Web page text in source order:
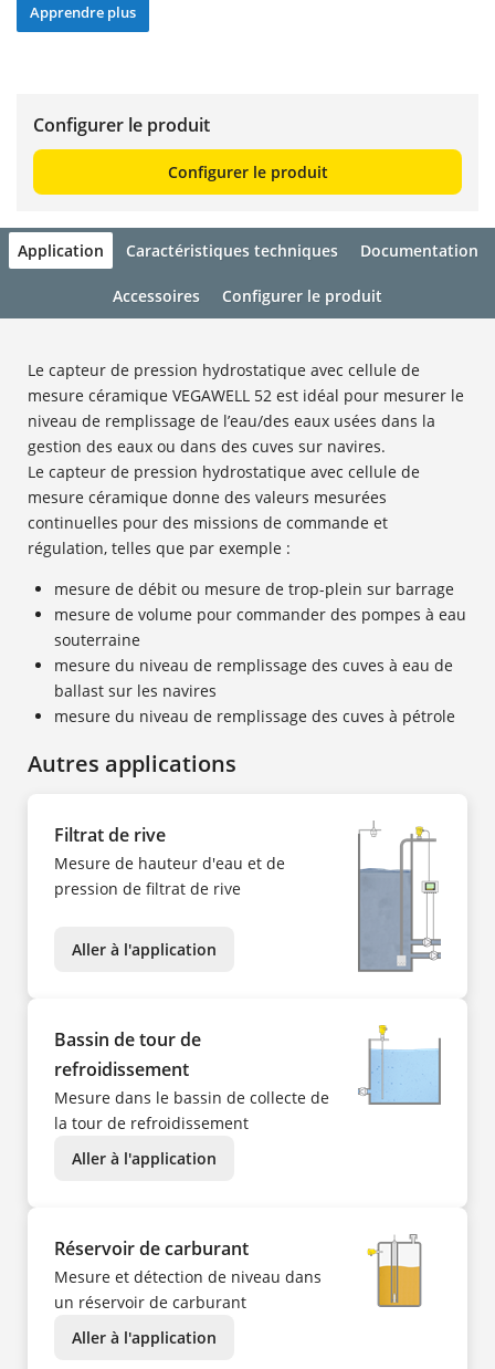
Apprendre plus
Configurer le produit
Configurer le produit
Application Caractéristiques techniques Documentation
Accessoires Configurer le produit
Le capteur de pression hydrostatique avec cellule de
mesure céramique VEGAWELL 52 est idéal pour mesurer le
niveau de remplissage de l’eau/des eaux usées dans la
gestion des eaux ou dans des cuves sur navires.
Le capteur de pression hydrostatique avec cellule de
mesure céramique donne des valeurs mesurées
continuelles pour des missions de commande et
régulation, telles que par exemple :
mesure de débit ou mesure de trop-plein sur barrage
mesure de volume pour commander des pompes à eau
souterraine
mesure du niveau de remplissage des cuves à eau de
ballast sur les navires
mesure du niveau de remplissage des cuves à pétrole
Autres applications
Filtrat de rive
Mesure de hauteur d'eau et de
pression de filtrat de rive
Aller à l'application
Bassin de tour de
refroidissement
Mesure dans le bassin de collecte de
la tour de refroidissement
Aller à l'application
Réservoir de carburant
Mesure et détection de niveau dans
un réservoir de carburant
Aller à l'application